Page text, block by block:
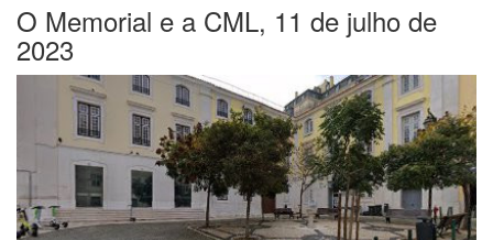
O Memorial e a CML, 11 de julho de
2023